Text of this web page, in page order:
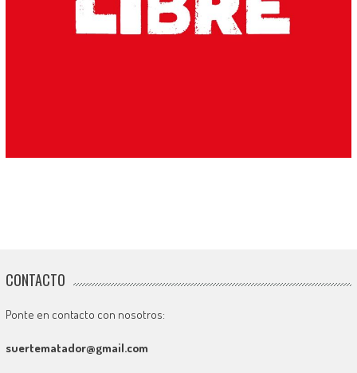
CONTACTO
Ponte en contacto con nosotros:
suertematador@gmail.com